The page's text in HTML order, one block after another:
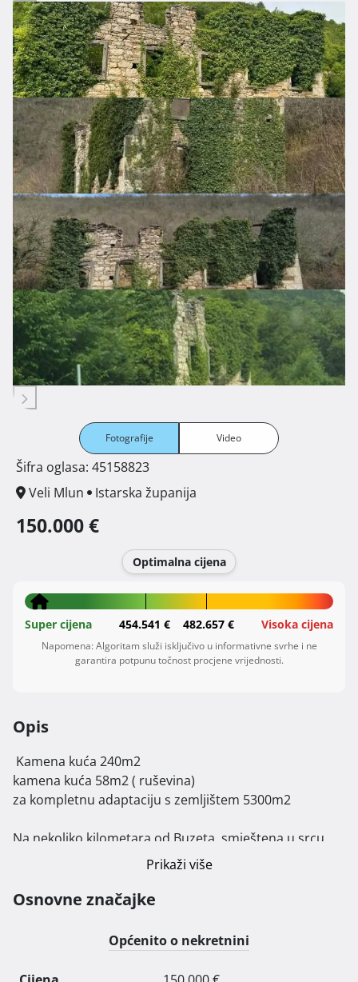
Fotografije Video
Šifra oglasa: 45158823
Veli Mlun
Istarska županija
150.000 €
Optimalna cijena
Super cijena 454.541 € 482.657 € Visoka cijena
Napomena: Algoritam služi isključivo u informativne svrhe i ne
garantira potpunu točnost procjene vrijednosti.
Opis
kamena kuća 58m2 ( ruševina)
za kompletnu adaptaciju s zemljištem 5300m2
Na nekoliko kilometara od Buzeta, smještena u srcu
prirode i okružena bujnim zelenilom, nalazi se ova
bršljanom , savršena za ljubitelje autentičnih istarskih
Iako je riječ o ruševini, vanjski i unutarnji zidovi ove
nekretnine ostali su očuvani, pružajući čvrstu osnovu
Prikaži više
Osnovne značajke
Općenito o nekretnini